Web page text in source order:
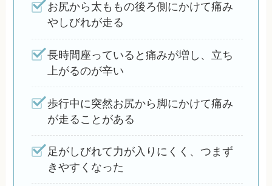
お尻から太ももの後ろ側にかけて痛み
やしびれが走る
長時間座っていると痛みが増し、立ち
上がるのが辛い
歩行中に突然お尻から脚にかけて痛み
が走ることがある
足がしびれて力が入りにくく、つまず
きやすくなった